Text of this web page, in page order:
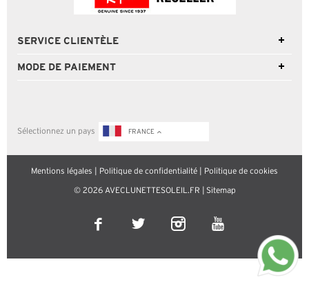
SERVICE CLIENTÈLE
MODE DE PAIEMENT
Sélectionnez un pays FRANCE
Mentions légales Politique de confidentialité Politique de cookies
© 2026 AVECLUNETTESOLEIL.FR | Sitemap